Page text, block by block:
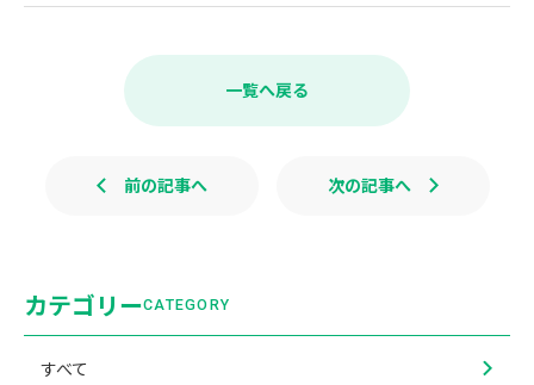
a
e
k
i
e
一覧へ戻る
前の記事へ 次の記事へ
カテゴリーCATEGORY
すべて